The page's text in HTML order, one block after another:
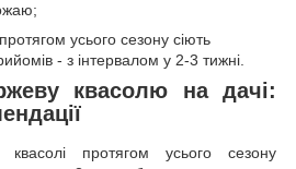
усього сезону сіють
- з інтервалом у 2-3 тижні.
квасолю на дачі:
протягом усього сезону